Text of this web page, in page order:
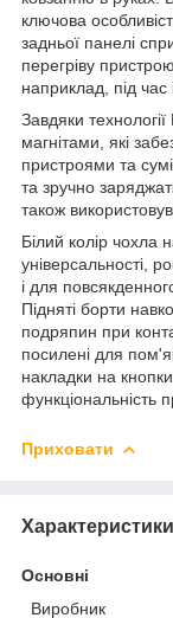
ключова
задньої панелі
перегріву
наприклад, під час
Завдяки
магнітами, які
пристроями та
та зручно
також
Білий колір чохла
універсальності,
і для
Підняті борти
подряпин при
посилені для
накладки на
функціональність
Приховати
Характеристики
Основні
Виробник